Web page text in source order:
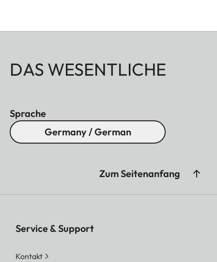
DAS WESENTLICHE
Sprache
Germany / German
Zum Seitenanfang
Service & Support
Kontakt